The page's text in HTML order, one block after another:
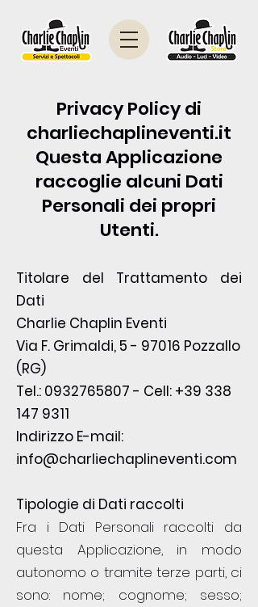
Privacy Policy di
charliechaplineventi.it
Questa Applicazione
raccoglie alcuni Dati
Personali dei propri
Utenti.
Titolare del Trattamento dei
Dati
Charlie Chaplin Eventi
Via F. Grimaldi, 5 - 97016 Pozzallo
(RG)
Tel.: 0932765807 - Cell: +39 338
147 9311
Indirizzo E-mail:
info@charliechaplineventi.com
Tipologie di Dati raccolti
Fra i Dati Personali raccolti da
questa Applicazione, in modo
autonomo o tramite terze parti, ci
sono: nome; cognome; sesso;